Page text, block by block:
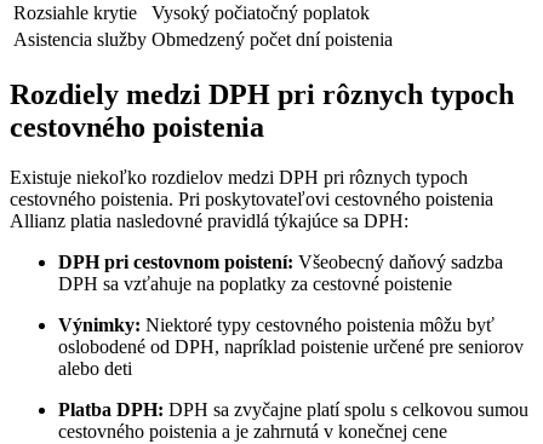
Rozsiahle krytie
Vysoký počiatočný poplatok
Asistencia služby Obmedzený počet dní poistenia
Rozdiely medzi DPH pri rôznych typoch
cestovného poistenia
Existuje niekoľko rozdielov medzi DPH pri rôznych typoch
cestovného poistenia. Pri poskytovateľovi cestovného poistenia
Allianz platia nasledovné pravidlá týkajúce sa DPH:
DPH pri cestovnom poistení: Všeobecný daňový sadzba
DPH sa vzťahuje na poplatky za cestovné poistenie
Výnimky: Niektoré typy cestovného poistenia môžu byť
oslobodené od DPH, napríklad poistenie určené pre seniorov
alebo deti
Platba DPH: DPH sa zvyčajne platí spolu s celkovou sumou
cestovného poistenia a je zahrnutá v konečnej cene